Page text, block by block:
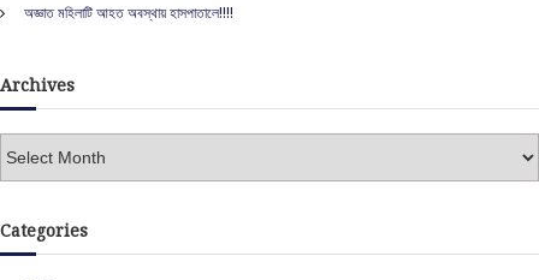
অজ্ঞাত মহিলাটি আহত অবস্থায় হাসপাতালে!!!!
Archives
h
Categories